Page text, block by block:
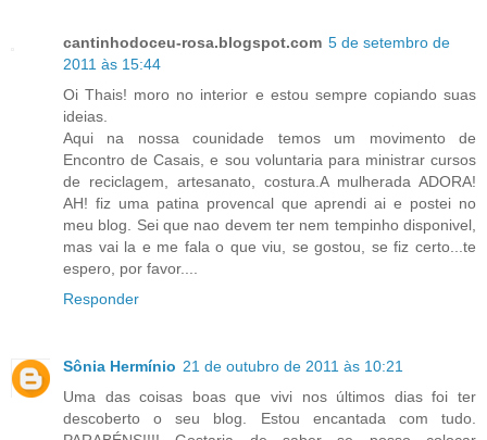
cantinhodoceu-rosa.blogspot.com 5 de setembro de
2011 às 15:44
Oi Thais! moro no interior e estou sempre copiando suas
ideias.
Aqui na nossa counidade temos um movimento de
Encontro de Casais, e sou voluntaria para ministrar cursos
de reciclagem, artesanato, costura.A mulherada ADORA!
AH! fiz uma patina provencal que aprendi ai e postei no
meu blog. Sei que nao devem ter nem tempinho disponivel,
mas vai la e me fala o que viu, se gostou, se fiz certo...te
espero, por favor....
Responder
Sônia Hermínio 21 de outubro de 2011 às 10:21
Uma das coisas boas que vivi nos últimos dias foi ter
descoberto o seu blog. Estou encantada com tudo.